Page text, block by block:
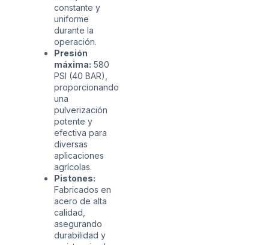
constante y
uniforme
durante la
operación.
Presión
máxima: 580
PSI (40 BAR),
proporcionando
una
pulverización
potente y
efectiva para
diversas
aplicaciones
agrícolas.
Pistones:
Fabricados en
acero de alta
calidad,
asegurando
durabilidad y